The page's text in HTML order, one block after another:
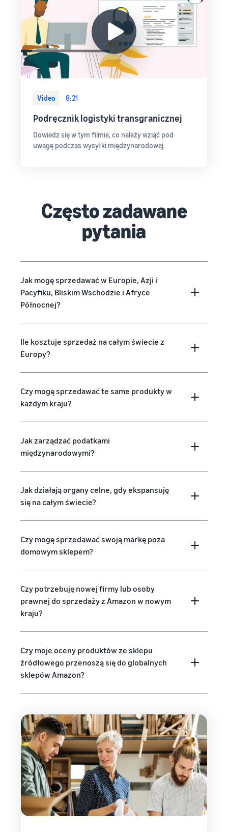
Video 8:21
Podręcznik logistyki transgranicznej
Dowiedz się w tym filmie, co należy wziąć pod
uwagę podczas wysyłki międzynarodowej.
Często zadawane
pytania
Jak mogę sprzedawać w Europie, Azji i
Pacyfiku, Bliskim Wschodzie i Afryce
Północnej?
Ile kosztuje sprzedaż na całym świecie z
Europy?
Czy mogę sprzedawać te same produkty w
każdym kraju?
Jak zarządzać podatkami
międzynarodowymi?
Jak działają organy celne, gdy ekspansuję
się na całym świecie?
Czy mogę sprzedawać swoją markę poza
domowym sklepem?
Czy potrzebuję nowej firmy lub osoby
prawnej do sprzedaży z Amazon w nowym
kraju?
Czy moje oceny produktów ze sklepu
źródłowego przenoszą się do globalnych
sklepów Amazon?